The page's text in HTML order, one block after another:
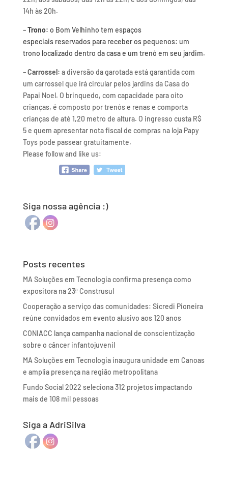
14h às 20h.
–Trono: o Bom Velhinho tem espaços
especiais reservados para receber os pequenos: um
trono localizado dentro da casa e um trenó em seu jardim.
–Carrossel: a diversão da garotada está garantida com
um carrossel que irá circular pelos jardins da Casa do
Papai Noel. O brinquedo, com capacidade para oito
crianças, é composto por trenós e renas e comporta
crianças de até 1,20 metro de altura. O ingresso custa R$
5 e quem apresentar nota fiscal de compras na loja Papy
Toys pode passear gratuitamente.
Please follow and like us:
Siga nossa agência :)
Posts recentes
MA Soluções em Tecnologia confirma presença como
expositora na 23ª Construsul
Cooperação a serviço das comunidades: Sicredi Pioneira
reúne convidados em evento alusivo aos 120 anos
CONIACC lança campanha nacional de conscientização
sobre o câncer infantojuvenil
MA Soluções em Tecnologia inaugura unidade em Canoas
e amplia presença na região metropolitana
Fundo Social 2022 seleciona 312 projetos impactando
mais de 108 mil pessoas
Siga a AdriSilva